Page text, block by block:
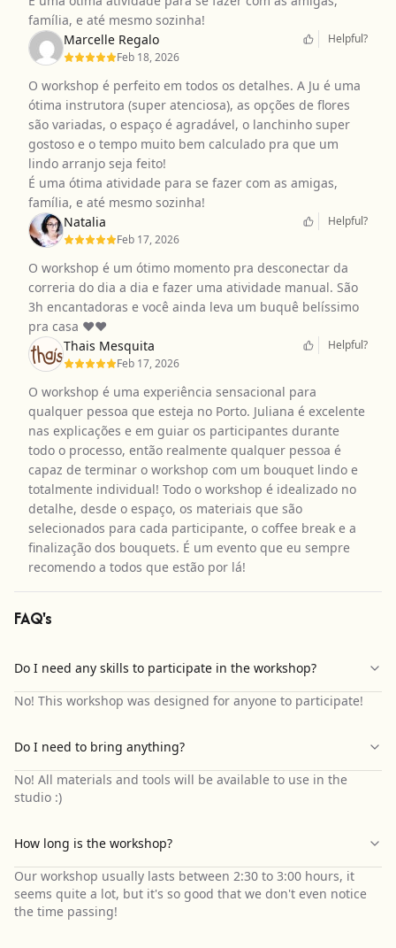
família, e até mesmo sozinha!
Marcelle Regalo
Feb 18, 2026
Helpful?
O workshop é perfeito em todos os detalhes. A Ju é uma
ótima instrutora (super atenciosa), as opções de flores
são variadas, o espaço é agradável, o lanchinho super
gostoso e o tempo muito bem calculado pra que um
lindo arranjo seja feito!
É uma ótima atividade para se fazer com as amigas,
família, e até mesmo sozinha!
Natalia
Feb 17, 2026
Helpful?
O workshop é um ótimo momento pra desconectar da
correria do dia a dia e fazer uma atividade manual. São
3h encantadoras e você ainda leva um buquê belíssimo
pra casa ❤️❤️
Thais Mesquita
Feb 17, 2026
Helpful?
O workshop é uma experiência sensacional para
qualquer pessoa que esteja no Porto. Juliana é excelente
nas explicações e em guiar os participantes durante
todo o processo, então realmente qualquer pessoa é
capaz de terminar o workshop com um bouquet lindo e
totalmente individual! Todo o workshop é idealizado no
detalhe, desde o espaço, os materiais que são
selecionados para cada participante, o coffee break e a
finalização dos bouquets. É um evento que eu sempre
recomendo a todos que estão por lá!
FAQ's
Do I need any skills to participate in the workshop?
No! This workshop was designed for anyone to participate!
Do I need to bring anything?
No! All materials and tools will be available to use in the
studio :)
How long is the workshop?
Our workshop usually lasts between 2:30 to 3:00 hours, it
seems quite a lot, but it's so good that we don't even notice
the time passing!